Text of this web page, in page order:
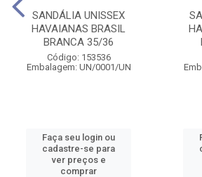
SANDÁLIA UNISSEX
HAVAIANAS BRASIL
BRANCA 35/36
Código: 153536
Embalagem: UN/0001/UN
Faça seu login ou
cadastre-se para
ver preços e
comprar